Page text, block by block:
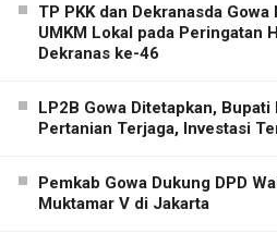
TP PKK dan Dekranasda
UMKM Lokal pada Peringatan
Dekranas ke-46
LP2B Gowa Ditetapkan,
Pertanian Terjaga, Investasi
Pemkab Gowa Dukung DPD
Muktamar V di Jakarta